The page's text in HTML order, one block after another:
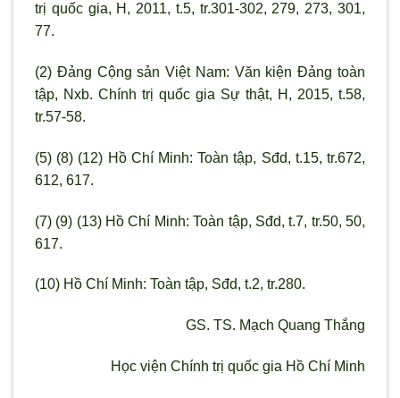
trị quốc gia, H, 2011, t.5, tr.301-302, 279, 273, 301,
77.
(2) Đảng Cộng sản Việt Nam: Văn kiện Đảng toàn
tập, Nxb. Chính trị quốc gia Sự thật, H, 2015, t.58,
tr.57-58.
(5) (8) (12) Hồ Chí Minh: Toàn tập, Sđd, t.15, tr.672,
612, 617.
(7) (9) (13) Hồ Chí Minh: Toàn tập, Sđd, t.7, tr.50, 50,
617.
(10) Hồ Chí Minh: Toàn tập, Sđd, t.2, tr.280.
GS. TS. Mạch Quang Thắng
Học viện Chính trị quốc gia Hồ Chí Minh